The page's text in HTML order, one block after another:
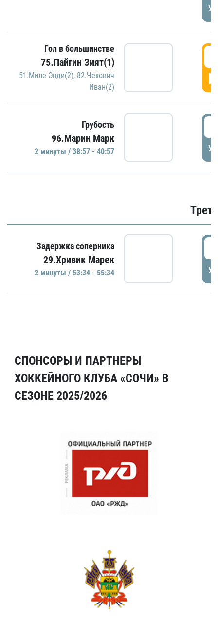
Гол в большинстве
75.Пайгин Зият(1)
51.Миле Энди(2), 82.Чехович
Иван(2)
Грубость
96.Марин Марк
2 минуты / 38:57 - 40:57
Задержка соперника
29.Хривик Марек
2 минуты / 53:34 - 55:34
СПОНСОРЫ И ПАРТНЕРЫ
ХОККЕЙНОГО КЛУБА «СОЧИ» В
СЕЗОНЕ 2025/2026